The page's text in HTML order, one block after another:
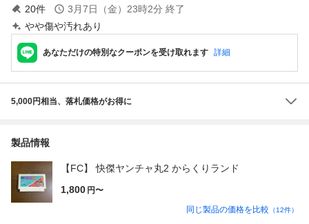
20件 3月7日（金）23時2分 終了
やや傷や汚れあり
あなただけの特別なクーポンを受け取れます 詳細
5,000円相当、落札価格がお得に
製品情報
【FC】 快傑ヤンチャ丸2 からくりランド
1,800 円〜
同じ製品の価格を比較 （12件）